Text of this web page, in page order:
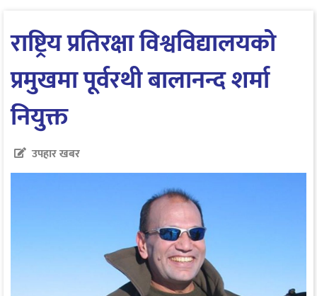
राष्ट्रिय प्रतिरक्षा विश्वविद्यालयको
प्रमुखमा पूर्वरथी बालानन्द शर्मा
नियुक्त
उपहार खबर